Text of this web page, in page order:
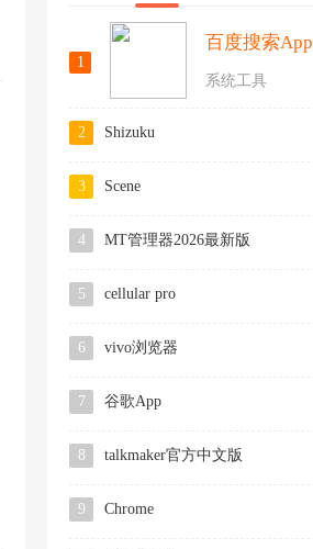
1
百度搜索App
系统工具
2 Shizuku
3 Scene
4 MT管理器2026最新版
5 cellular pro
6 vivo浏览器
7 谷歌App
8 talkmaker官方中文版
9 Chrome